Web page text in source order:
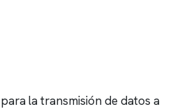
la transmisión de datos a